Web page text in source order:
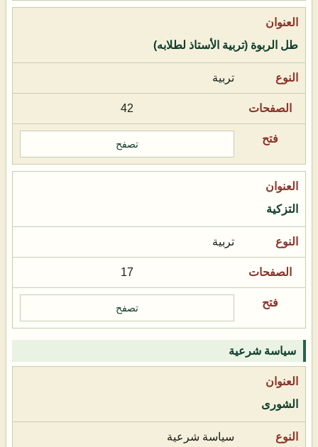
طل الربوة (تربية الأستاذ لطلابه)
تربية
42
تصفح
التزكية
تربية
17
تصفح
سياسة شرعية
الشورى
سياسة شرعية